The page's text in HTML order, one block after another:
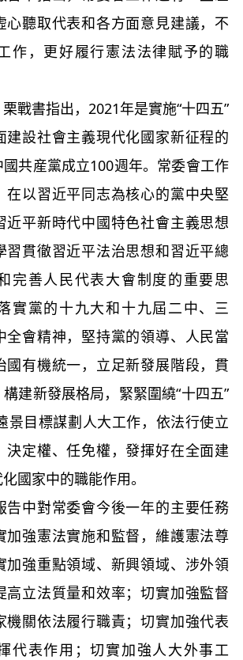
心聽取代表和各方面意見建議，不
作，更好履行憲法法律賦予的職
書指出，2021年是實施“十四五”
建設社會主義現代化國家新征程的
共産黨成立100週年。常委會工作
在以習近平同志為核心的黨中央堅
近平新時代中國特色社會主義思想
習貫徹習近平法治思想和習近平總
完善人民代表大會制度的重要思
實黨的十九大和十九屆二中、三
全會精神，堅持黨的領導、人民當
國有機統一，立足新發展階段，貫
建新發展格局，緊緊圍繞“十四五”
景目標謀劃人大工作，依法行使立
決定權、任免權，發揮好在全面建
國家中的職能作用。
中對常委會今後一年的主要任務
加強憲法實施和監督，維護憲法尊
加強重點領域、新興領域、涉外領
高立法質量和效率；切實加強監督
機關依法履行職責；切實加強代表
代表作用；切實加強人大外事工